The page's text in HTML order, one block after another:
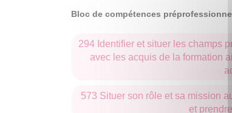
Bloc de compétences
294 Identifier et situer les champs
avec les acquis de la formation
573 Situer son rôle et sa mission
et